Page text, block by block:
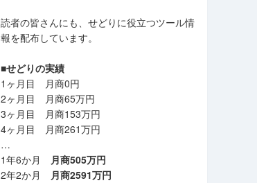
読者の皆さんにも、せどりに役立つツール情
報を配布しています。
■せどりの実績
1ヶ月目 月商0円
2ヶ月目 月商65万円
3ヶ月目 月商153万円
4ヶ月目 月商261万円
…
1年6か月 月商505万円
2年2か月 月商2591万円